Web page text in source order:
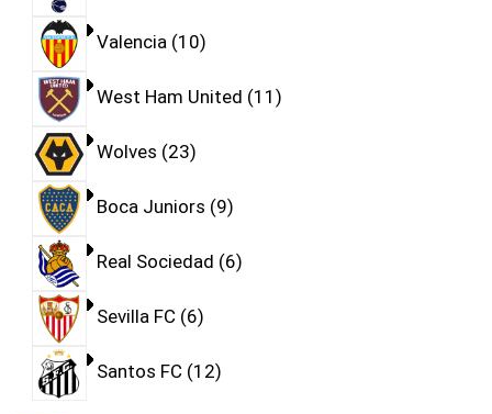
Valencia 10
West Ham United 11
Wolves 23
Boca Juniors 9
Real Sociedad 6
Sevilla FC 6
Santos FC 12